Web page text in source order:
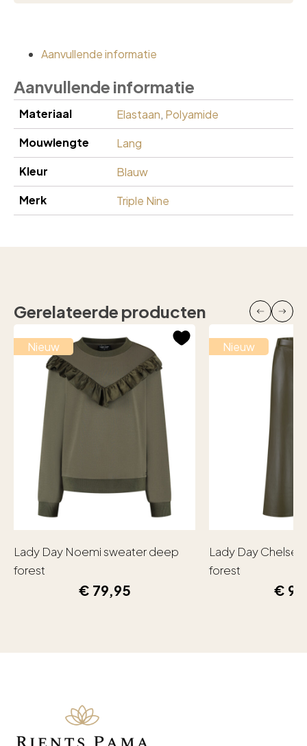
Aanvullende informatie
Aanvullende informatie
Materiaal Elastaan, Polyamide
Mouwlengte
Lang
Kleur
Blauw
Merk
Triple Nine
Gerelateerde producten
Nieuw
Lady Day Noemi sweater deep
forest
€ 79,95
Nieuw
Lady Day
forest
€